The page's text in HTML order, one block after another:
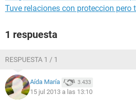
Tuve relaciones con proteccion pero
1 respuesta
RESPUESTA 1 / 1
Aída María 3.433
15 jul 2013 a las 13:10